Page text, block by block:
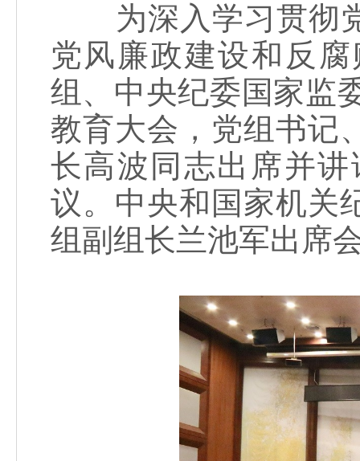
为深入学习贯彻党
党风廉政建设和反
组、中央纪委国家监
教育大会，党组书记
长高波同志出席并
议。中央和国家机关
组副组长兰池军出席